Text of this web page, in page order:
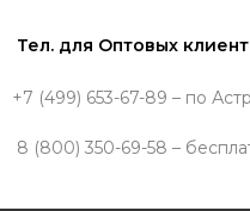
Тел. для Оптовых
+7 (499) 653-67-89 – по
8 (800) 350-69-58 –